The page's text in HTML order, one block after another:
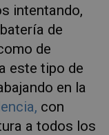
intentando,
de
de
este tipo de
en la
con
a todos los